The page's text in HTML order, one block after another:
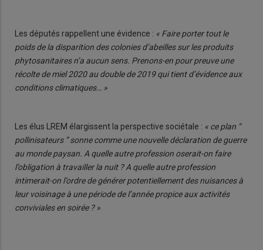
Les députés rappellent une évidence : « Faire porter tout le
poids de la disparition des colonies d’abeilles sur les produits
phytosanitaires n’a aucun sens. Prenons-en pour preuve une
récolte de miel 2020 au double de 2019 qui tient d’évidence aux
conditions climatiques… »
Les élus LREM élargissent la perspective sociétale : « ce plan “
pollinisateurs ” sonne comme une nouvelle déclaration de guerre
au monde paysan. A quelle autre profession oserait-on faire
l’obligation à travailler la nuit ? A quelle autre profession
intimerait-on l’ordre de générer potentiellement des nuisances à
leur voisinage à une période de l’année propice aux activités
conviviales en soirée ? »